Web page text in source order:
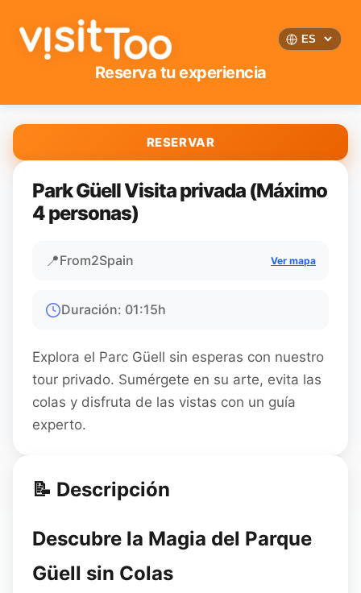
Reserva tu experiencia
RESERVAR
Park Güell Visita privada (Máximo
4 personas)
📍From2Spain Ver mapa
Duración: 01:15h
Explora el Parc Güell sin esperas con nuestro
tour privado. Sumérgete en su arte, evita las
colas y disfruta de las vistas con un guía
experto.
📝 Descripción
Descubre la Magia del Parque
Güell sin Colas